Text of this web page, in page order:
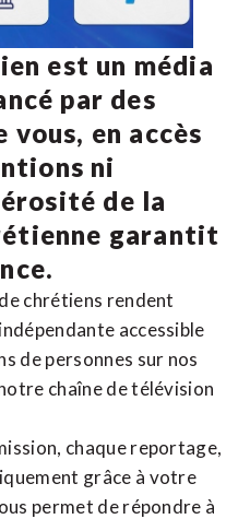
est un média
par des
vous, en accès
ni
de la
garantit
chrétiens rendent
accessible
de personnes sur nos
chaîne de télévision
chaque reportage,
grâce à votre
permet de répondre à